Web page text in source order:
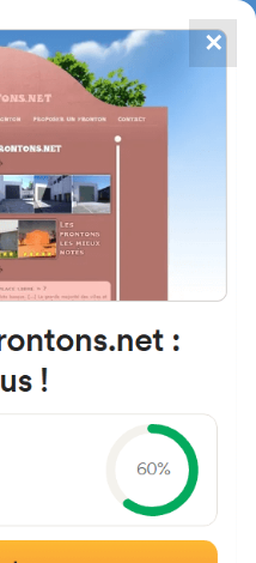
Francia
y reseñas
✕